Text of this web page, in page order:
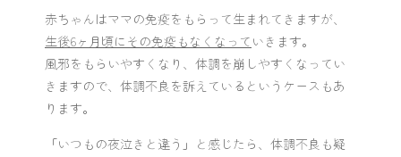
赤ちゃんはママの免疫をもらって生まれてきますが、
生後6ヶ月頃にその免疫もなくなって いきます。
風邪をもらいやすくなり、体調を崩しやすくなってい
きますので、体調不良を訴えているというケースもあ
ります。
「いつもの夜泣きと違う」と感じたら、体調不良も疑